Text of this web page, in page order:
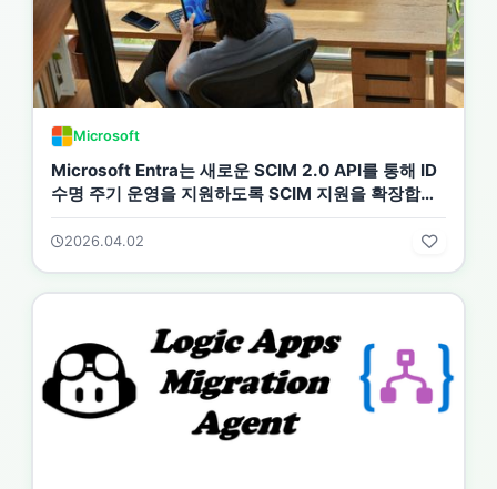
Microsoft
Microsoft Entra는 새로운 SCIM 2.0 API를 통해 ID
수명 주기 운영을 지원하도록 SCIM 지원을 확장합니
다.
2026.04.02